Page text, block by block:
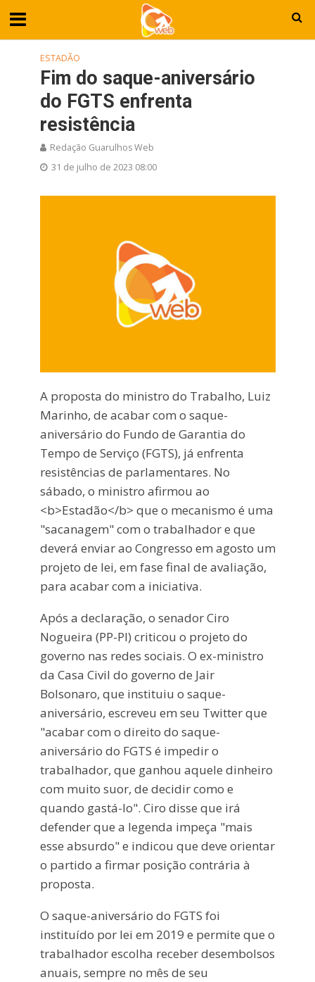
ESTADÃO
Fim do saque-aniversário
do FGTS enfrenta
resistência
Redação Guarulhos Web
31 de julho de 2023 08:00
A proposta do ministro do Trabalho, Luiz
Marinho, de acabar com o saque-
aniversário do Fundo de Garantia do
Tempo de Serviço (FGTS), já enfrenta
resistências de parlamentares. No
sábado, o ministro afirmou ao
<b>Estadão</b> que o mecanismo é uma
"sacanagem" com o trabalhador e que
deverá enviar ao Congresso em agosto um
projeto de lei, em fase final de avaliação,
para acabar com a iniciativa.
Após a declaração, o senador Ciro
Nogueira (PP-PI) criticou o projeto do
governo nas redes sociais. O ex-ministro
da Casa Civil do governo de Jair
Bolsonaro, que instituiu o saque-
aniversário, escreveu em seu Twitter que
"acabar com o direito do saque-
aniversário do FGTS é impedir o
trabalhador, que ganhou aquele dinheiro
com muito suor, de decidir como e
quando gastá-lo". Ciro disse que irá
defender que a legenda impeça "mais
esse absurdo" e indicou que deve orientar
o partido a firmar posição contrária à
proposta.
O saque-aniversário do FGTS foi
instituído por lei em 2019 e permite que o
trabalhador escolha receber desembolsos
anuais, sempre no mês de seu